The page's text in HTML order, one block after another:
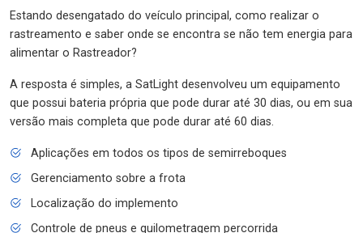
Estando desengatado do veículo principal, como realizar o
rastreamento e saber onde se encontra se não tem energia para
alimentar o Rastreador?
A resposta é simples, a SatLight desenvolveu um equipamento
que possui bateria própria que pode durar até 30 dias, ou em sua
versão mais completa que pode durar até 60 dias.
Aplicações em todos os tipos de semirreboques
Gerenciamento sobre a frota
Localização do implemento
Controle de pneus e quilometragem percorrida